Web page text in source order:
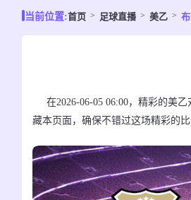
当前位置:首页 足球直播 美乙
在2026-06-05 06:00，精彩的美
藏本页面，确保不错过这场精彩的比